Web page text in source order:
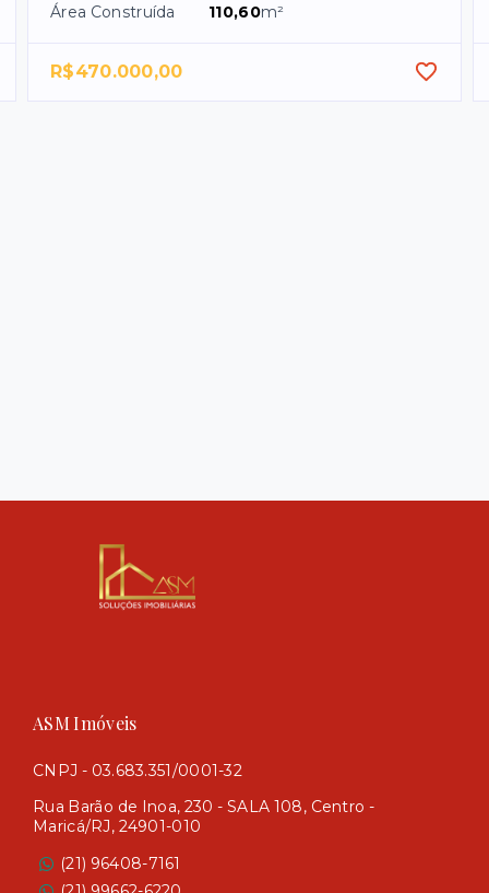
Área Construída
110,60m²
R$470.000,00
ASM Imóveis
CNPJ - 03.683.351/0001-32
Rua Barão de Inoa, 230 - SALA 108, Centro -
Maricá/RJ, 24901-010
(21) 96408-7161